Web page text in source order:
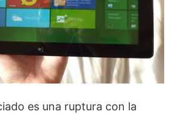
es una ruptura con la